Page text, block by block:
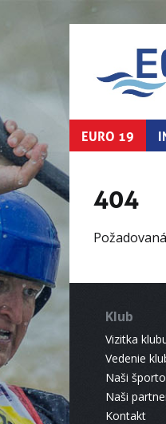
EURO 19
404
Klub
Vizitka
Vedenie
Naši
Naši
Kontakt